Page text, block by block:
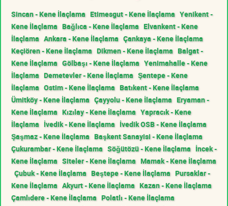
Sincan - Kene İlaçlama Etimesgut - Kene İlaçlama Yenikent -
Kene İlaçlama Bağlıca - Kene İlaçlama Elvankent - Kene
İlaçlama Ankara - Kene İlaçlama Çankaya - Kene İlaçlama
Keçiören - Kene İlaçlama Dikmen - Kene İlaçlama Balgat -
Kene İlaçlama Gölbaşı - Kene İlaçlama Yenimahalle - Kene
İlaçlama Demetevler - Kene İlaçlama Şentepe - Kene
İlaçlama Ostim - Kene İlaçlama Batıkent - Kene İlaçlama
Ümitköy - Kene İlaçlama Çayyolu - Kene İlaçlama Eryaman -
Kene İlaçlama Kızılay - Kene İlaçlama Yapracık - Kene
İlaçlama İvedik - Kene İlaçlama İvedik OSB - Kene İlaçlama
Şaşmaz - Kene İlaçlama Başkent Sanayisi - Kene İlaçlama
Çukurambar - Kene İlaçlama Söğütözü - Kene İlaçlama İncek -
Kene İlaçlama Siteler - Kene İlaçlama Mamak - Kene İlaçlama
Çubuk - Kene İlaçlama Beştepe - Kene İlaçlama Pursaklar -
Kene İlaçlama Akyurt - Kene İlaçlama Kazan - Kene İlaçlama
Çamlıdere - Kene İlaçlama Polatlı - Kene İlaçlama